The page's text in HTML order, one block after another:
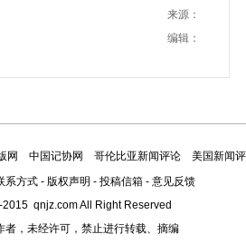
来源：
编辑：
网 中国记协网 哥伦比亚新闻评论
美国新闻
系方式- 版权声明 - 投稿信箱- 意见反馈
qnjz.com All Right Reserved
者，未经许可，禁止进行转载、摘编